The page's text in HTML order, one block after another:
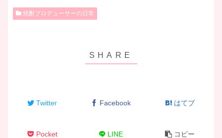
焼酎プロデューサーの日常
Twitter Facebook はてブ
Pocket LINE コピー